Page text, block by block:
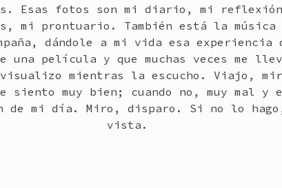
Esas fotos son mi diario, mi
mi prontuario. También está la música
dándole a mi vida esa
una película y que muchas veces me
mientras la escucho. Viajo,
siento muy bien; cuando no, muy mal y
de mi día. Miro, disparo. Si no lo
vista.